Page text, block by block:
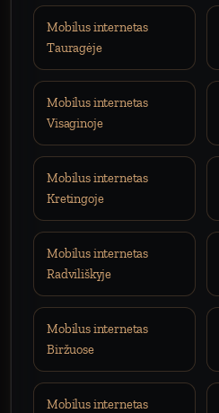
Mobilus internetas
Tauragėje
Mobilus internetas
Visaginoje
Mobilus internetas
Kretingoje
Mobilus internetas
Radviliškyje
Mobilus internetas
Biržuose
Mobilus internetas